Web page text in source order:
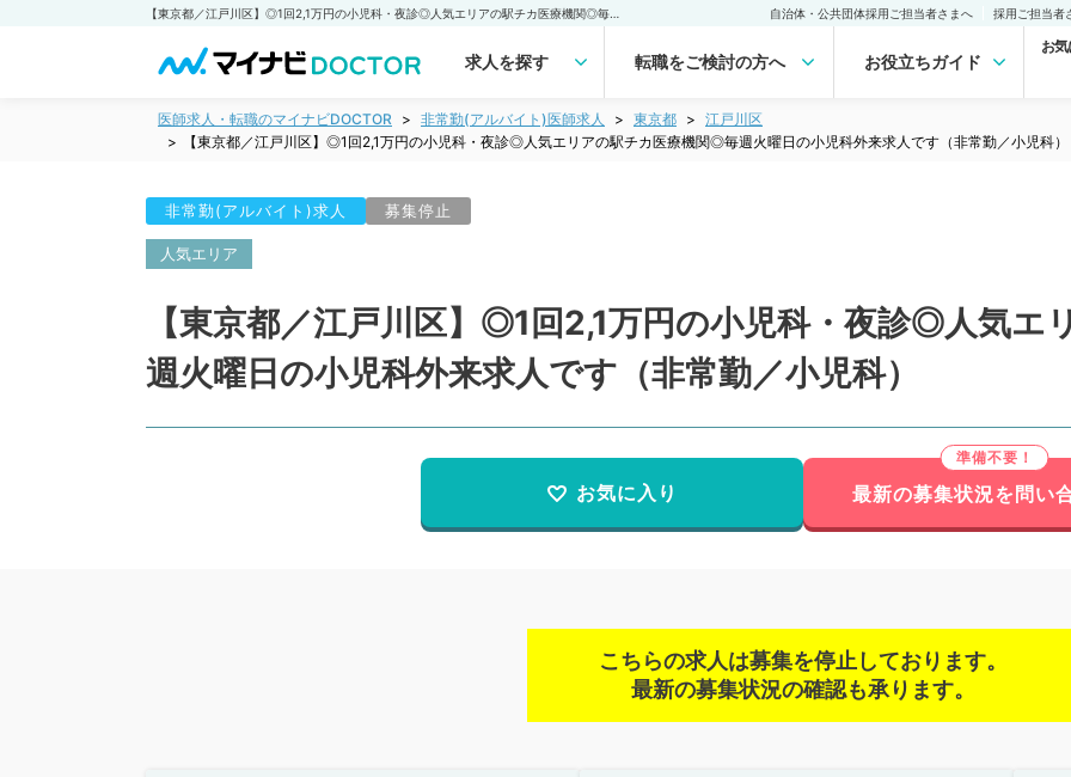
自治体・公共団体採用ご担当者さまへ 採用ご担当者
求人を探す 転職をご検討の方へ お役立ちガイド
お
医師求人・転職のマイナビDOCTOR 非常勤(アルバイト)医師求人 東京都
江戸川区
【東京都／江戸川区】◎1回2,1万円の小児科・夜診◎人気エリアの駅チカ医療機関◎毎週火曜日の小児科外来求人です（非常勤／小児科）
非常勤(アルバイト)求人 募集停止
人気エリア
【東京都／江戸川区】◎1回2,1万円の小児科・夜診◎人気
週火曜日の小児科外来求人です（非常勤／小児科）
お気に入り 最新の募集状況を問い
こちらの求人は募集を停止しております。
最新の募集状況の確認も承ります。